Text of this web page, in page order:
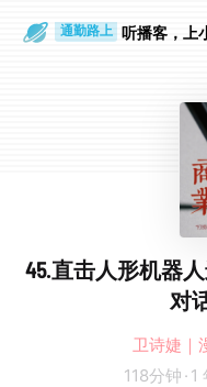
通勤路上 听播客，上
45.直击人形机器
对
卫诗婕
118分钟 · 1